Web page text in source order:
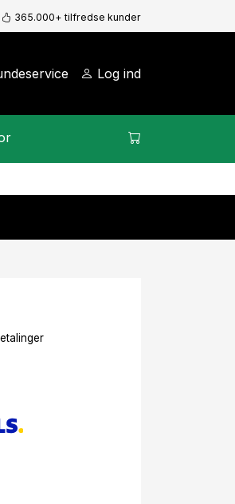
365.000+ tilfredse kunder
Log ind